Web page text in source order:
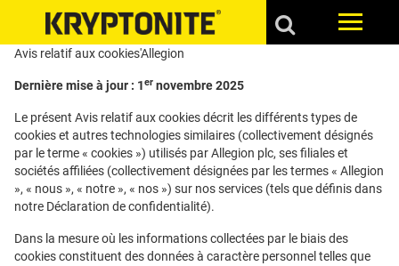
Avis relatif aux cookies'Allegion
Dernière mise à jour : 1er novembre 2025
Le présent Avis relatif aux cookies décrit les différents types de
cookies et autres technologies similaires (collectivement désignés
par le terme « cookies ») utilisés par Allegion plc, ses filiales et
sociétés affiliées (collectivement désignées par les termes « Allegion
», « nous », « notre », « nos ») sur nos services (tels que définis dans
notre Déclaration de confidentialité).
Dans la mesure où les informations collectées par le biais des
cookies constituent des données à caractère personnel telles que